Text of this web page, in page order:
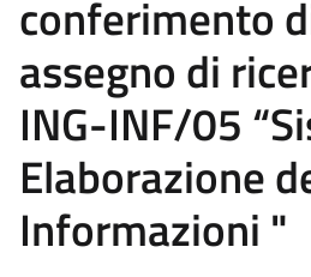
conferimento
assegno di
ING-INF/05
Elaborazione
Informazioni "